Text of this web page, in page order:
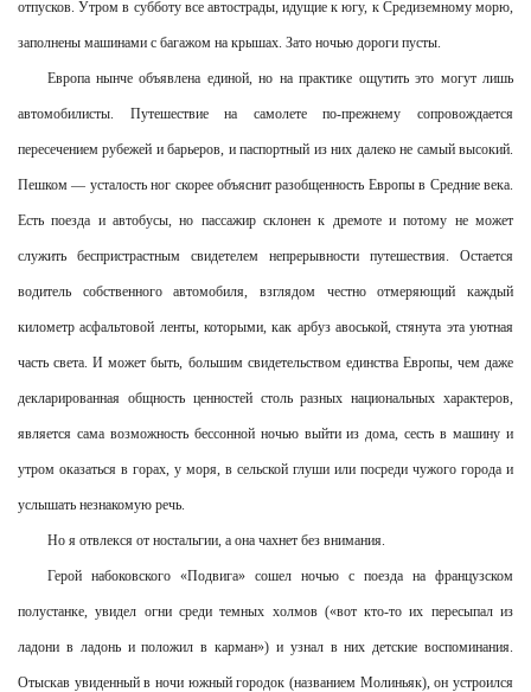
отпусков. Утром в субботу все автострады, идущие к югу, к Средиземному морю,
заполнены машинами с багажом на крышах. Зато ночью дороги пусты.
Европа нынче объявлена единой, но на практике ощутить это могут лишь
автомобилисты. Путешествие на самолете по-прежнему сопровождается
пересечением рубежей и барьеров, и паспортный из них далеко не самый высокий.
Пешком — усталость ног скорее объяснит разобщенность Европы в Средние века.
Есть поезда и автобусы, но пассажир склонен к дремоте и потому не может
служить беспристрастным свидетелем непрерывности путешествия. Остается
водитель собственного автомобиля, взглядом честно отмеряющий каждый
километр асфальтовой ленты, которыми, как арбуз авоськой, стянута эта уютная
часть света. И может быть, большим свидетельством единства Европы, чем даже
декларированная общность ценностей столь разных национальных характеров,
является сама возможность бессонной ночью выйти из дома, сесть в машину и
утром оказаться в горах, у моря, в сельской глуши или посреди чужого города и
услышать незнакомую речь.
Но я отвлекся от ностальгии, а она чахнет без внимания.
Герой набоковского «Подвига» сошел ночью с поезда на французском
полустанке, увидел огни среди темных холмов («вот кто-то их пересыпал из
ладони в ладонь и положил в карман») и узнал в них детские воспоминания.
Отыскав увиденный в ночи южный городок (названием Молиньяк), он устроился